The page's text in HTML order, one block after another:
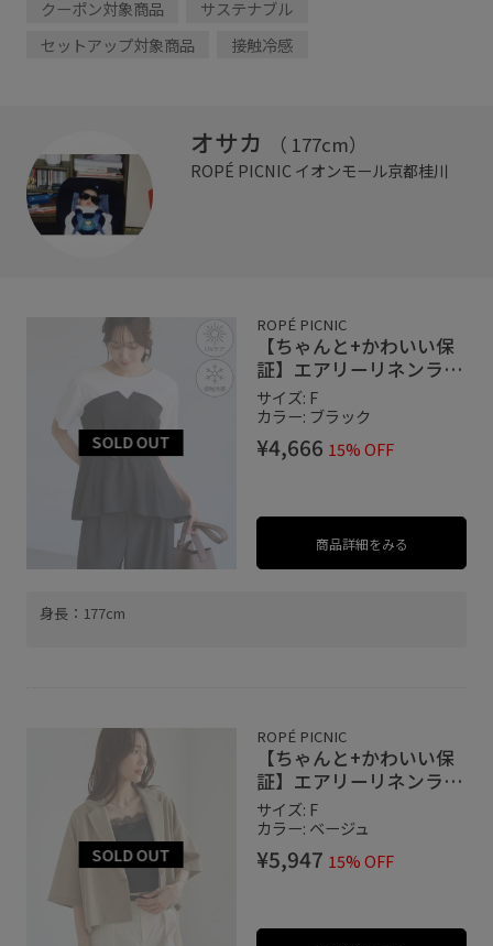
クーポン対象商品
サステナブル
セットアップ対象商品
接触冷感
オサカ （ 177cm）
ROPÉ PICNICイオンモール京都桂川
ROPÉ PICNIC
【ちゃんと+かわいい保
証】エアリーリネンライ
ク ドッキングカットトッ
プス/UVケア
サイズ: F
カラー: ブラック
¥4,666 15% OFF
商品詳細をみる
身長：177cm
ROPÉ PICNIC
【ちゃんと+かわいい保
証】エアリーリネンライ
ク ハーフスリーブジャケ
ット/接触冷感・UVカッ
ト・速乾
サイズ: F
カラー: ベージュ
¥5,947 15% OFF